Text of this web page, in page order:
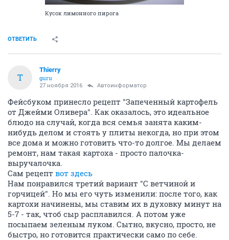
Кусок лимонного пирога
ОТВЕТИТЬ
T
Thierry
guru
27 ноября 2016 Автоинформатор
Фейсбуком принесло рецепт "Запеченный картофель
от Джейми Оливера". Как оказалось, это идеальное
блюдо на случай, когда вся семья занята каким-
нибудь делом и стоять у плиты некогда, но при этом
все дома и можно готовить что-то долгое. Мы делаем
ремонт, нам такая картоха - просто палочка-
выручалочка.
Сам рецепт вот здесь
Нам понравился третий вариант "С ветчиной и
горчицей". Но мы его чуть изменили: после того, как
картохи начинены, мы ставим их в духовку минут на
5-7 - так, чтоб сыр расплавился. А потом уже
посыпаем зеленым луком. Сытно, вкусно, просто, не
быстро, но готовится практически само по себе.